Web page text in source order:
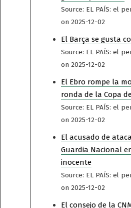
Source: EL PAÍS: el
on 2025-12-02
El Barça se gusta
Source: EL PAÍS: el
on 2025-12-02
El Ebro rompe la
ronda de la Copa
Source: EL PAÍS: el
on 2025-12-02
El acusado de
Guardia Nacional
inocente
Source: EL PAÍS: el
on 2025-12-02
El consejo de la